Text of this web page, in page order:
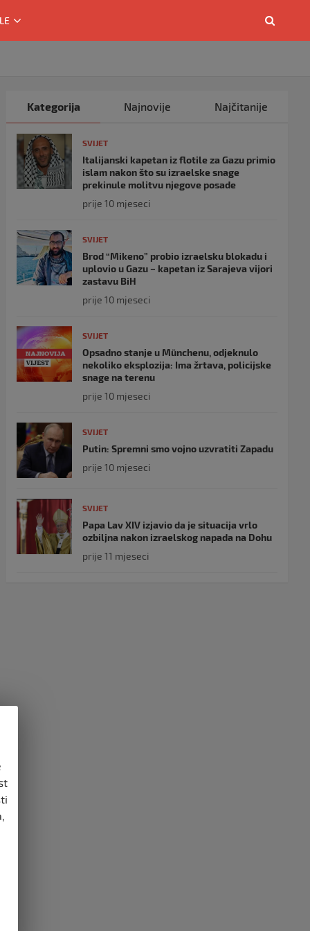
Kategorija Najnovije Najčitanije
SVIJET
Italijanski kapetan iz flotile za Gazu primio
islam nakon što su izraelske snage
prekinule molitvu njegove posade
prije 10 mjeseci
SVIJET
Brod “Mikeno” probio izraelsku blokadu i
uplovio u Gazu – kapetan iz Sarajeva vijori
zastavu BiH
prije 10 mjeseci
SVIJET
Opsadno stanje u Münchenu, odjeknulo
nekoliko eksplozija: Ima žrtava, policijske
snage na terenu
prije 10 mjeseci
SVIJET
Putin: Spremni smo vojno uzvratiti Zapadu
prije 10 mjeseci
SVIJET
Papa Lav XIV izjavio da je situacija vrlo
ozbiljna nakon izraelskog napada na Dohu
prije 11 mjeseci